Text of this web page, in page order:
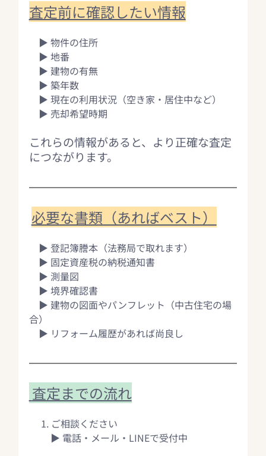
査定前に確認したい情報
▶ 物件の住所
▶ 地番
▶ 建物の有無
▶ 築年数
▶ 現在の利用状況（空き家・居住中など）
▶ 売却希望時期
これらの情報があると、より正確な査定
につながります。
必要な書類（あればベスト）
▶ 登記簿謄本（法務局で取れます）
▶ 固定資産税の納税通知書
▶ 測量図
▶ 境界確認書
▶ 建物の図面やパンフレット（中古住宅の場
合）
▶ リフォーム履歴があれば尚良し
査定までの流れ
1. ご相談ください
▶ 電話・メール・LINEで受付中